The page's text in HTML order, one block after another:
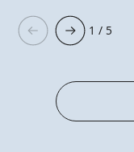
1 / 5